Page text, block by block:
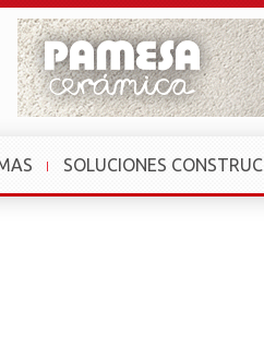
SOLUCIONES CONSTRUC